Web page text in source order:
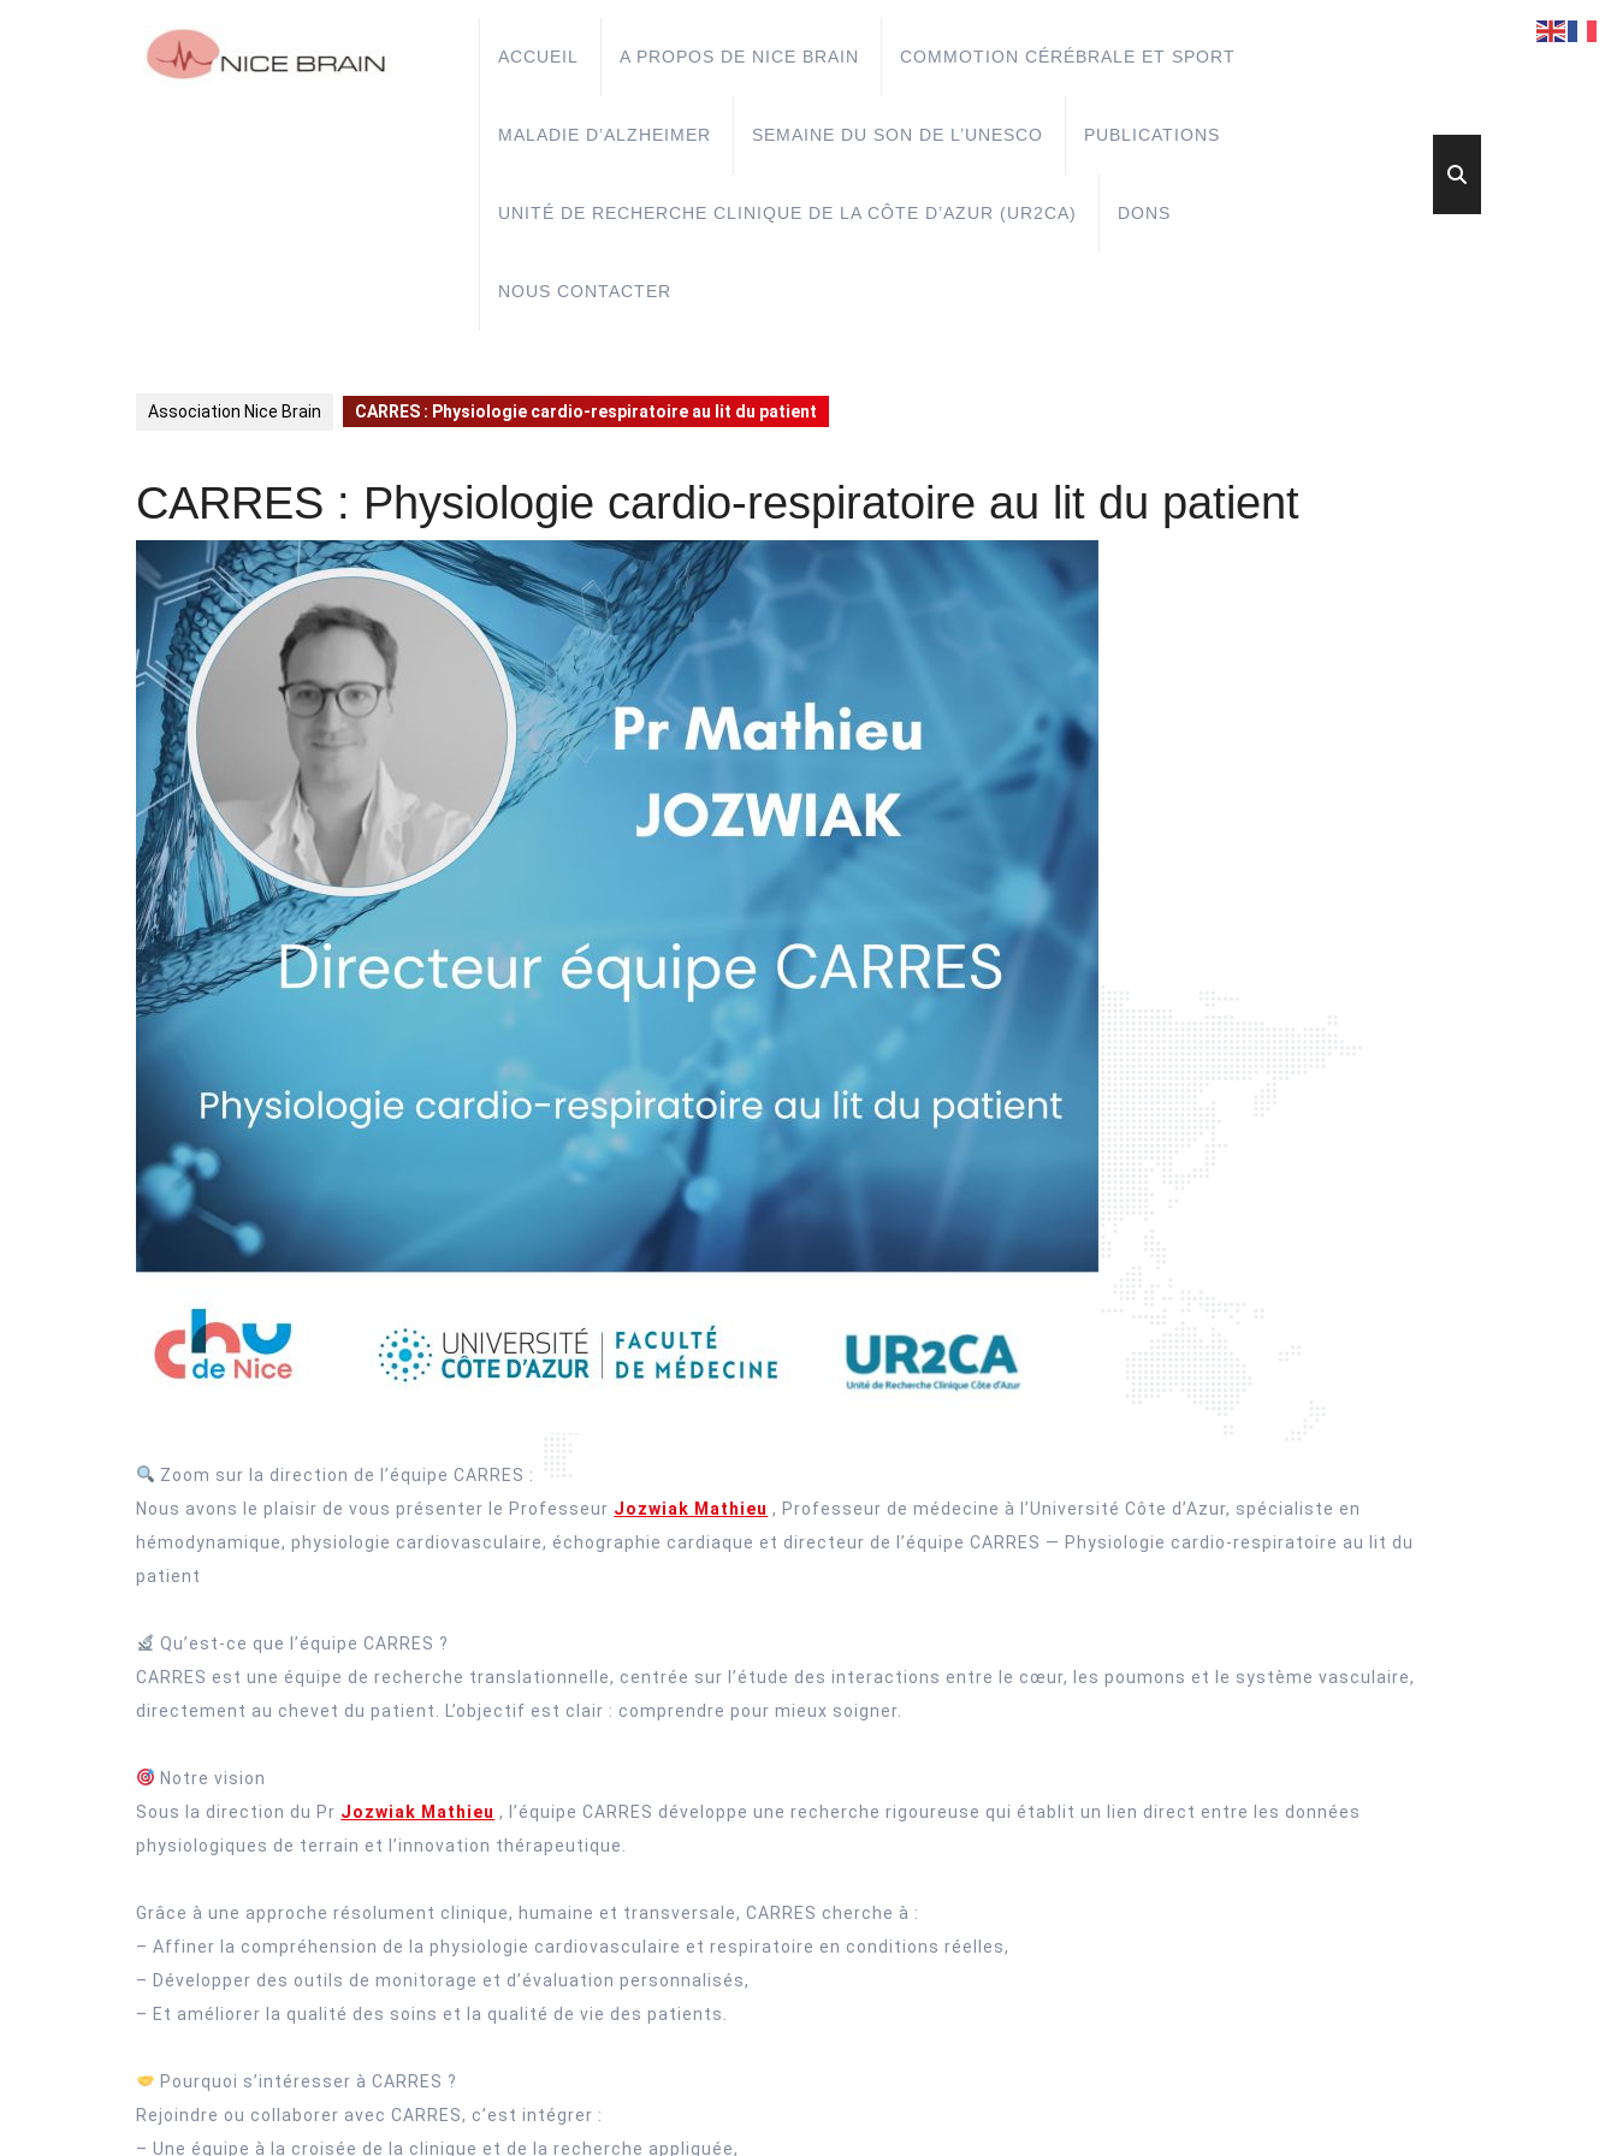
ACCUEIL A PROPOS DE NICE BRAIN COMMOTION CÉRÉBRALE ET SPORT
MALADIE D’ALZHEIMER SEMAINE DU SON DE L’UNESCO PUBLICATIONS
UNITÉ DE RECHERCHE CLINIQUE DE LA CÔTE D’AZUR (UR2CA) DONS
NOUS CONTACTER
Association Nice Brain CARRES : Physiologie cardio-respiratoire au lit du patient
CARRES : Physiologie cardio-respiratoire au lit du patient
Zoom sur la direction de l’équipe CARRES :
Nous avons le plaisir de vous présenter le Professeur Jozwiak Mathieu , Professeur de médecine à l’Université Côte d’Azur, spécialiste en
hémodynamique, physiologie cardiovasculaire, échographie cardiaque et directeur de l’équipe CARRES — Physiologie cardio-respiratoire au lit du
patient
Qu’est-ce que l’équipe CARRES ?
CARRES est une équipe de recherche translationnelle, centrée sur l’étude des interactions entre le cœur, les poumons et le système vasculaire,
directement au chevet du patient. L’objectif est clair : comprendre pour mieux soigner.
Notre vision
Sous la direction du Pr Jozwiak Mathieu , l’équipe CARRES développe une recherche rigoureuse qui établit un lien direct entre les données
physiologiques de terrain et l’innovation thérapeutique.
Grâce à une approche résolument clinique, humaine et transversale, CARRES cherche à :
– Affiner la compréhension de la physiologie cardiovasculaire et respiratoire en conditions réelles,
– Développer des outils de monitorage et d’évaluation personnalisés,
– Et améliorer la qualité des soins et la qualité de vie des patients.
Pourquoi s’intéresser à CARRES ?
Rejoindre ou collaborer avec CARRES, c’est intégrer :
– Une équipe à la croisée de la clinique et de la recherche appliquée,